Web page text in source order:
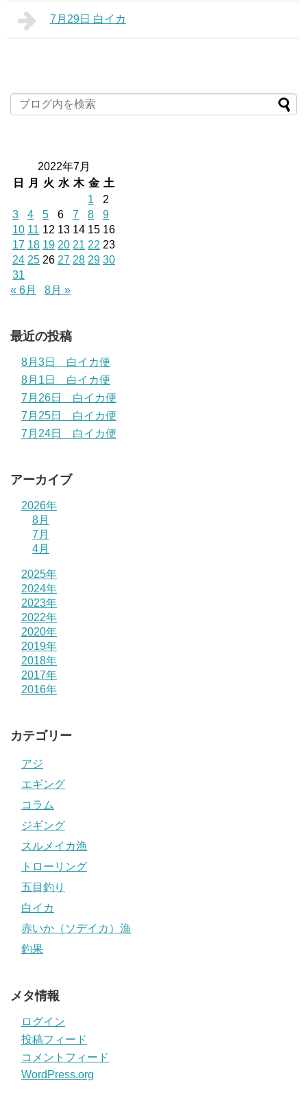
7月29日 白イカ
2022年7月
日
月 火 水 木 金 土
1
2
3
4 5 6 7 8
9
10 11 12 13 14 15 16
17 18 19 20 21 22 23
24 25 26 27 28 29 30
31
« 6月
8月 »
最近の投稿
8月3日 白イカ便
8月1日 白イカ便
7月26日 白イカ便
7月25日 白イカ便
7月24日 白イカ便
アーカイブ
2026年
8月
7月
4月
2025年
2024年
2023年
2022年
2020年
2019年
2018年
2017年
2016年
カテゴリー
アジ
エギング
コラム
ジギング
スルメイカ漁
トローリング
五目釣り
白イカ
赤いか（ソデイカ）漁
釣果
メタ情報
ログイン
投稿フィード
コメントフィード
WordPress.org